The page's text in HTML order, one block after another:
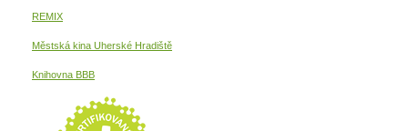
REMIX
Městská kina Uherské Hradiště
Knihovna BBB